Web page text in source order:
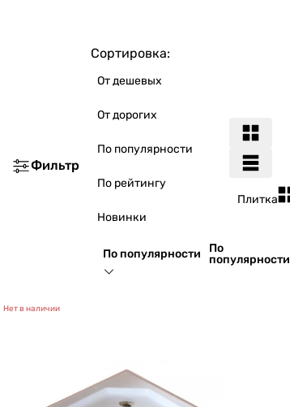
Фильтр
Сортировка:
От дешевых
От дорогих
По популярности
По рейтингу
Новинки
По популярности
По
популярности
Плитка
Нет в наличии